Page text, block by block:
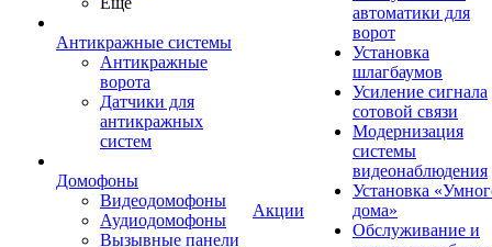
Антикражные системы
Антикражные
ворота
Датчики для
антикражных
систем
Домофоны
Видеодомофоны
Аудиодомофоны
Вызывные панели
Акции
автоматики для
ворот
Установка
шлагбаумов
Усиление сигнала
сотовой связи
Модернизация
системы
видеонаблюдения
Установка
дома»
Обслуживание и